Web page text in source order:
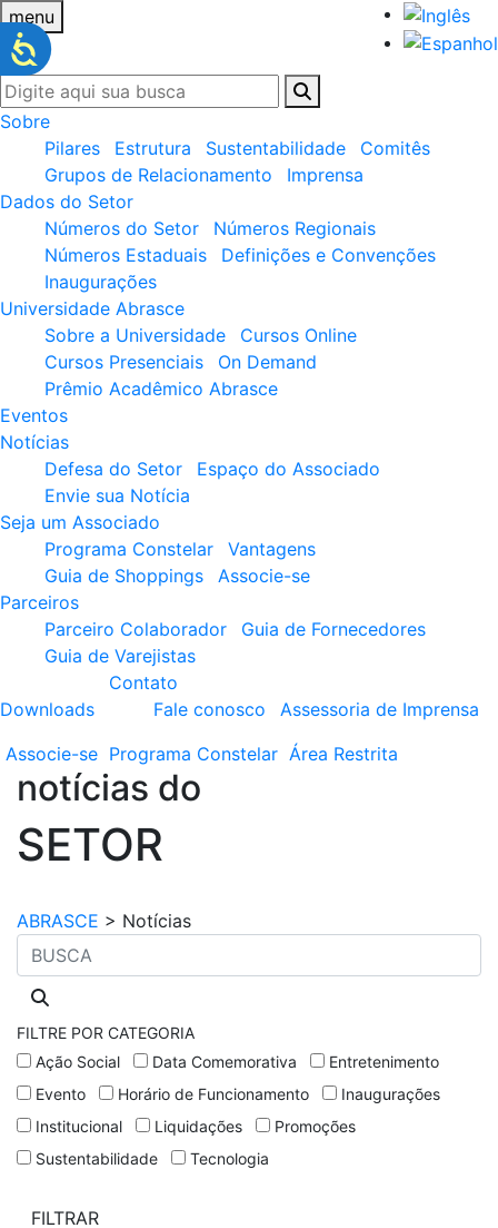
menu
Sobre
Pilares
Estrutura Sustentabilidade
Comitês
Grupos de Relacionamento
Imprensa
Dados do Setor
Números do Setor
Números Regionais
Números Estaduais
Definições e Convenções
Inaugurações
Universidade Abrasce
Sobre a Universidade
Cursos Online
Cursos Presenciais
On Demand
Prêmio Acadêmico Abrasce
Eventos
Notícias
Defesa do Setor
Espaço do Associado
Envie sua Notícia
Seja um Associado
Programa Constelar
Vantagens
Guia de Shoppings
Associe-se
Parceiros
Parceiro Colaborador
Guia de Fornecedores
Guia de Varejistas
Downloads
Contato
Fale conosco
Assessoria de Imprensa
Associe-se Programa Constelar Área Restrita
notícias do
SETOR
ABRASCE > Notícias
FILTRE POR CATEGORIA
Ação Social
Data Comemorativa
Entretenimento
Evento
Horário de Funcionamento
Inaugurações
Institucional
Liquidações
Promoções
Sustentabilidade
Tecnologia